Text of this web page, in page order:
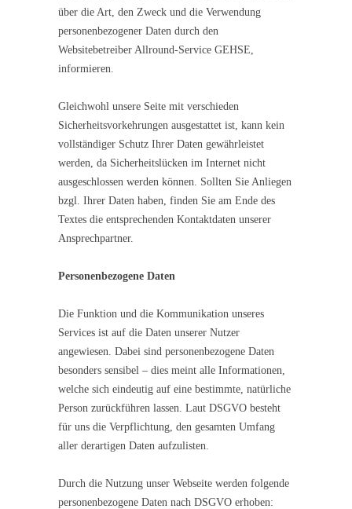
über die Art, den Zweck und die Verwendung
personenbezogener Daten durch den
Websitebetreiber Allround-Service GEHSE,
informieren.
Gleichwohl unsere Seite mit verschieden
Sicherheitsvorkehrungen ausgestattet ist, kann kein
vollständiger Schutz Ihrer Daten gewährleistet
werden, da Sicherheitslücken im Internet nicht
ausgeschlossen werden können. Sollten Sie Anliegen
bzgl. Ihrer Daten haben, finden Sie am Ende des
Textes die entsprechenden Kontaktdaten unserer
Ansprechpartner.
Personenbezogene Daten
Die Funktion und die Kommunikation unseres
Services ist auf die Daten unserer Nutzer
angewiesen. Dabei sind personenbezogene Daten
besonders sensibel – dies meint alle Informationen,
welche sich eindeutig auf eine bestimmte, natürliche
Person zurückführen lassen. Laut DSGVO besteht
für uns die Verpflichtung, den gesamten Umfang
aller derartigen Daten aufzulisten.
Durch die Nutzung unser Webseite werden folgende
personenbezogene Daten nach DSGVO erhoben: